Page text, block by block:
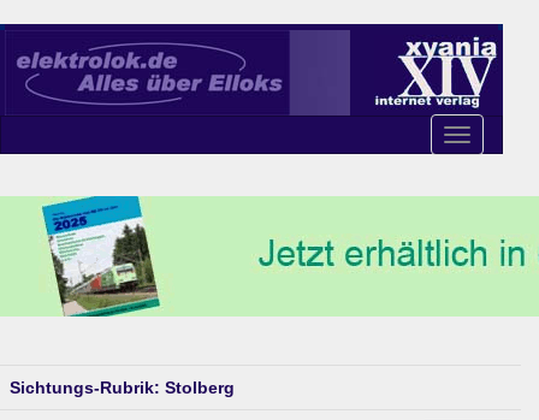
Toggle
navigation
Sichtungs-Rubrik: Stolberg